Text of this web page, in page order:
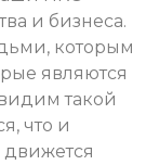
и бизнеса.
которым
являются
такой
что и